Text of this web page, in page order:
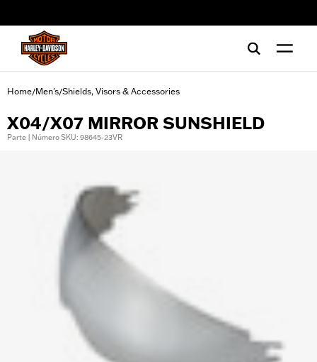
Home/Men's/Shields, Visors & Accessories
X04/X07 MIRROR SUNSHIELD
Parte | Número SKU: 98645-23VR